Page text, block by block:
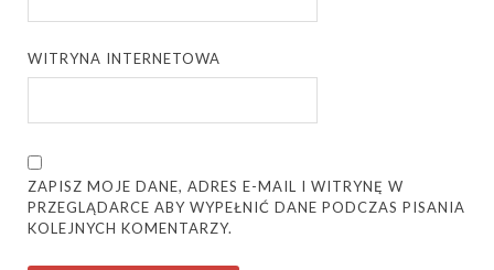
WITRYNA INTERNETOWA
ZAPISZ MOJE DANE, ADRES E-MAIL I WITRYNĘ W
PRZEGLĄDARCE ABY WYPEŁNIĆ DANE PODCZAS PISANIA
KOLEJNYCH KOMENTARZY.